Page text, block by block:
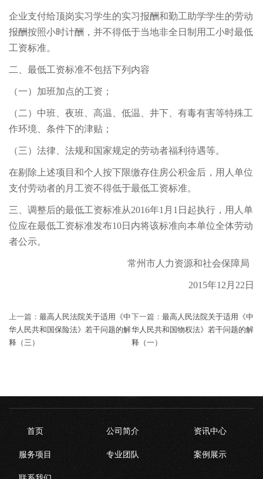
企业支付给顶岗实习学生的实习报酬和勤工助学学生的劳动
报酬按照小时计酬，并不得低于当地非全日制用工小时最低
工资标准。
二、最低工资标准不包括下列内容
（一）加班加点的工资；
（二）中班、夜班、高温、低温、井下、有毒有害等特殊工
作环境、条件下的津贴；
（三）法律、法规和国家规定的劳动者福利待遇等。
在剔除上述项目和个人按下限缴存住房公积金后，用人单位
支付劳动者的月工资不得低于最低工资标准。
三、调整后的最低工资标准从2016年1月1日起执行，用人单
位应在最低工资标准发布10日内将该标准向本单位全体劳动
者公示。
常州市人力资源和社会保障局
2015年12月22日
上一篇： 最高人民法院关于适用《中
华人民共和国保险法》若干问题的解
释（三）
下一篇： 最高人民法院关于适用《中
华人民共和国物权法》若干问题的解
释（一）
首页 公司简介 资讯中心
服务项目 专业团队 案例展示